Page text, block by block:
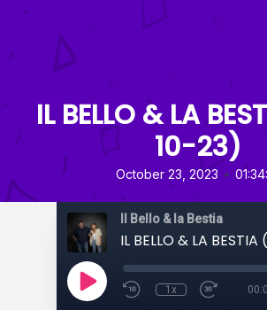
IL BELLO & LA
10-23)
October 23, 2023 •
Il Bello & la Bestia
IL BELLO & LA
1x